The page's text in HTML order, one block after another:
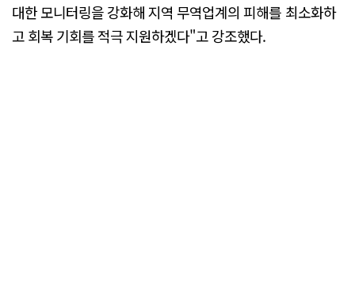
대한 모니터링을 강화해 지역 무역업계의 피해를 최소화하
고 회복 기회를 적극 지원하겠다"고 강조했다.